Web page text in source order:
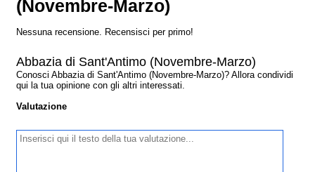
(Novembre-Marzo)
Nessuna recensione. Recensisci per primo!
Abbazia di Sant'Antimo (Novembre-Marzo)
Conosci Abbazia di Sant'Antimo (Novembre-Marzo)? Allora condividi
qui la tua opinione con gli altri interessati.
Valutazione